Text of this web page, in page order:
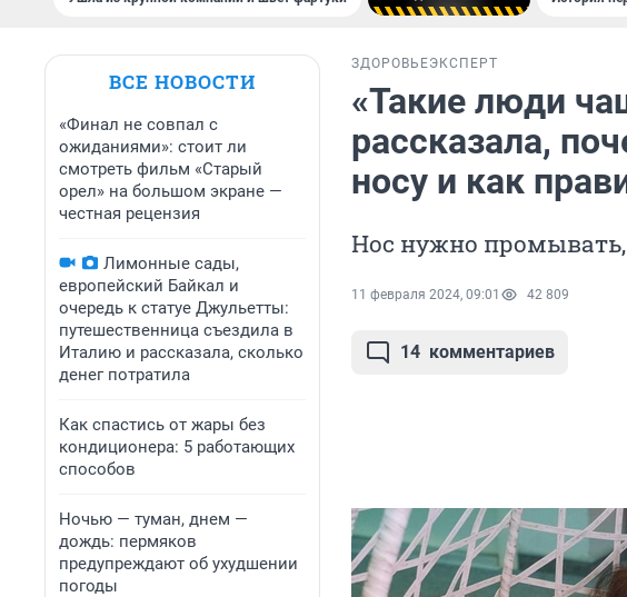
ВСЕ НОВОСТИ
«Финал не совпал с
ожиданиями»: стоит ли
смотреть фильм «Старый
орел» на большом экране —
честная рецензия
Лимонные сады,
европейский Байкал и
очередь к статуе Джульетты:
путешественница съездила в
Италию и рассказала, сколько
денег потратила
Как спастись от жары без
кондиционера: 5 работающих
способов
Ночью — туман, днем —
дождь: пермяков
предупреждают об ухудшении
погоды
ЗДОРОВЬЕЭКСПЕРТ
«Такие люди
рассказала,
носу и как
Нос нужно
11 февраля 2024, 09:01 42 809
14 комментариев